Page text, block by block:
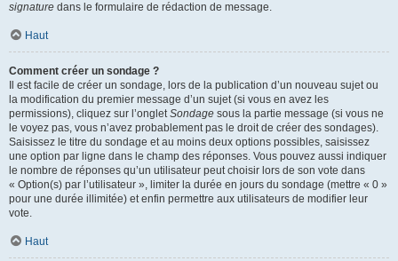
signature dans le formulaire de rédaction de message.
Haut
Comment créer un sondage ?
Il est facile de créer un sondage, lors de la publication d’un nouveau sujet ou
la modification du premier message d’un sujet (si vous en avez les
permissions), cliquez sur l’ongletSondage sous la partie message (si vous ne
le voyez pas, vous n’avez probablement pas le droit de créer des sondages).
Saisissez le titre du sondage et au moins deux options possibles, saisissez
une option par ligne dans le champ des réponses. Vous pouvez aussi indiquer
le nombre de réponses qu’un utilisateur peut choisir lors de son vote dans
« Option(s) par l’utilisateur », limiter la durée en jours du sondage (mettre « 0 »
pour une durée illimitée) et enfin permettre aux utilisateurs de modifier leur
vote.
Haut